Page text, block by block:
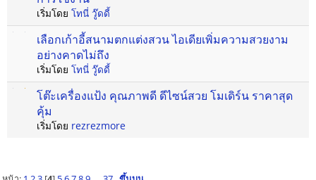
เริ่มโดย โทนี่ วู๊ดดี้
เลือกเก้าอี้สนามตกแต่งสวน ไอเดียเพิ่มความสวยงาม
อย่างคาดไม่ถึง
เริ่มโดย โทนี่ วู๊ดดี้
โต๊ะเครื่องแป้ง คุณภาพดี ดีไซน์สวย โมเดิร์น ราคาสุด
คุ้ม
เริ่มโดย rezrezmore